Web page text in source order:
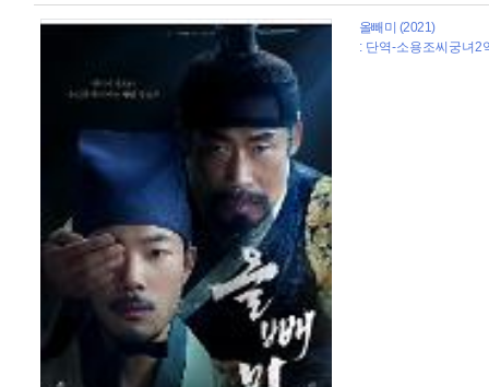
올빼미 (2021)
: 단역-소용조씨궁녀2